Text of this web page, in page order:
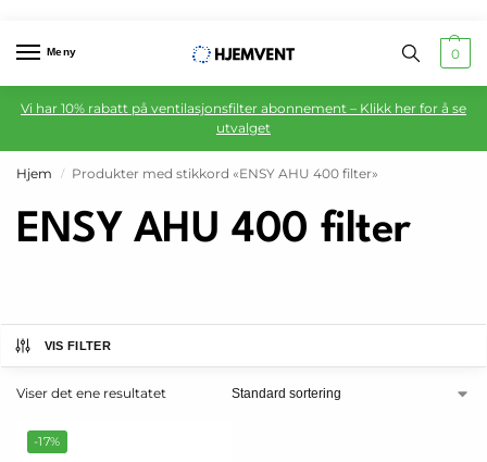
Meny 0
Vi har 10% rabatt på ventilasjonsfilter abonnement – Klikk her for å se
utvalget
Hjem / Produkter med stikkord «ENSY AHU 400 filter»
ENSY AHU 400 filter
VIS FILTER
Viser det ene resultatet
-17%